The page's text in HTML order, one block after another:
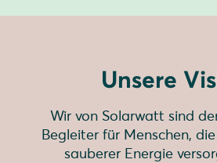
Unsere
Wir von Solarwatt sind
Begleiter für Menschen,
sauberer Energie